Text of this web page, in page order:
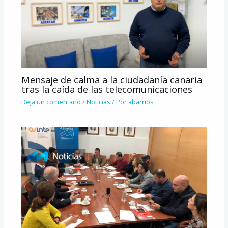
Mensaje de calma a la ciudadanía canaria
tras la caída de las telecomunicaciones
Deja un comentario /Noticias / Por abarrios